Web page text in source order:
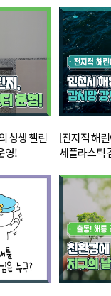
상생 챌린
영!
[전지적 해
세플라스틱